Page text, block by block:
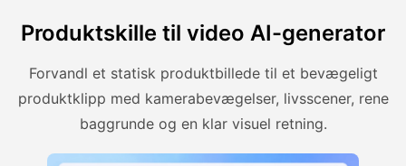
Produktskille til video AI-generator
Forvandl et statisk produktbillede til et bevægeligt
produktklipp med kamerabevægelser, livsscener, rene
baggrunde og en klar visuel retning.